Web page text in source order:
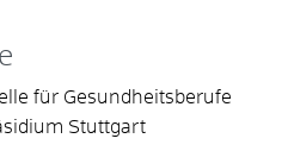
für Gesundheitsberufe
Stuttgart